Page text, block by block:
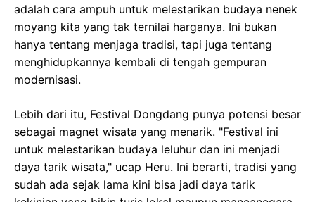
adalah cara ampuh untuk melestarikan budaya nenek
moyang kita yang tak ternilai harganya. Ini bukan
hanya tentang menjaga tradisi, tapi juga tentang
menghidupkannya kembali di tengah gempuran
modernisasi.
Lebih dari itu, Festival Dongdang punya potensi besar
sebagai magnet wisata yang menarik. "Festival ini
untuk melestarikan budaya leluhur dan ini menjadi
daya tarik wisata," ucap Heru. Ini berarti, tradisi yang
sudah ada sejak lama kini bisa jadi daya tarik